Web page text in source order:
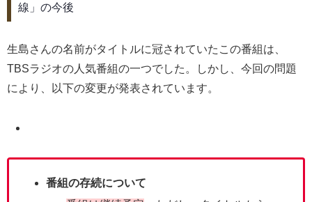
線」の今後
生島さんの名前がタイトルに冠されていたこの番組は、
TBSラジオの人気番組の一つでした。しかし、今回の問題
により、以下の変更が発表されています。
番組の存続について